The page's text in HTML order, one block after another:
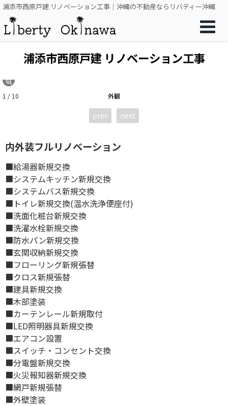
浦添市西原戸建 リノベーション工事｜沖縄の不動産ならリバティー沖縄
浦添市西原戸建 リノベーション工事
外観
1 / 10
prev next
内外装フルリノベーション
■給湯器新規交換
■システムキッチン新規交換
■システムバス新規交換
■トイレ新規交換(温水洗浄便座付)
■洗面化粧台新規交換
■洗濯水栓新規交換
■防水パン新規交換
■玄関収納新規交換
■フローリング新規張替
■クロス新規張替
■建具新規交換
■木部塗装
■カーテンレール新規取付
■LED照明器具新規交換
■エアコン設置
■スイッチ・コンセント交換
■分電盤新規交換
■火災報知器新規交換
■網戸新規張替
■外壁塗装